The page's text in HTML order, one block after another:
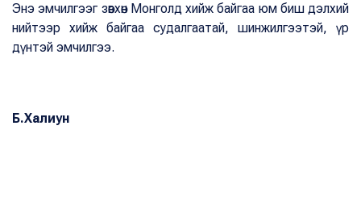
Энэ эмчилгээг зөвхөн Монголд хийж байгаа юм биш дэлхий
нийтээр хийж байгаа судалгаатай, шинжилгээтэй, үр
дүнтэй эмчилгээ.
Б.Халиун